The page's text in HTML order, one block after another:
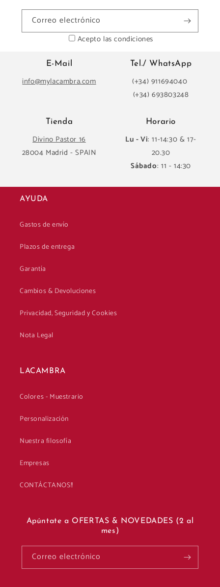
Correo electrónico
Acepto las condiciones
E-Mail
info@mylacambra.com
Tel./ WhatsApp
(+34) 911694040
(+34) 693803248
Tienda
Divino Pastor 16
28004 Madrid - SPAIN
Horario
Lu - Vi: 11-14:30 & 17-
20.30
Sábado: 11 - 14:30
AYUDA
Gastos de envío
Plazos de entrega
Garantía
Cambios & Devoluciones
Privacidad, Seguridad y Cookies
Nota Legal
LACAMBRA
Colores - Muestrario
Personalización
Nuestra filosofía
Empresas
CONTÁCTANOS!!
Apúntate a OFERTAS & NOVEDADES (2 al
mes)
Correo electrónico